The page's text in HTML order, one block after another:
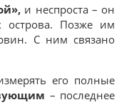
и неспроста – он
острова. Позже им
С ним связано
его полные
– последнее